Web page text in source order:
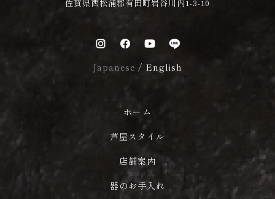
佐賀県西松浦郡有田町岩谷川内1-3-10
Japanese / English
ホーム
芦屋スタイル
店舗案内
器のお手入れ